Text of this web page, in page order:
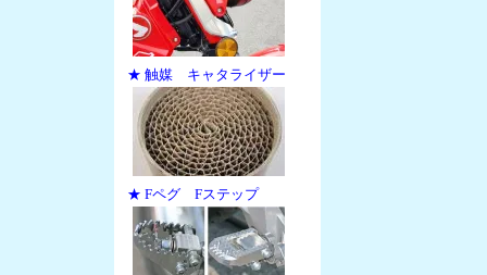
★ 触媒 キャタライザー
★ Fペグ Fステップ